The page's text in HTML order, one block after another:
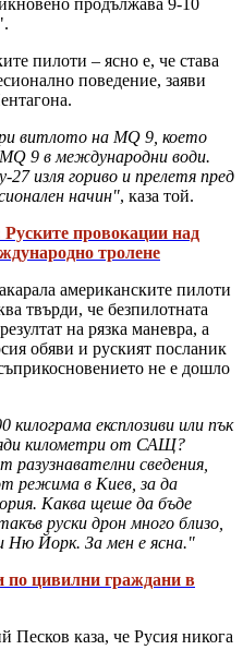
пилоти – ясно е, че става
поведение, заяви
витлото на MQ 9, което
9 в международни води.
27 изля гориво и прелетя пред
начин", каза той.
провокации над
тролене
американските пилоти
твърди, че безпилотната
на рязка маневра, а
обяви и руският посланик
не е дошло
експлозиви или пък
километри от САЩ?
сведения,
режима в Киев, за да
Каква щеше да бъде
руски дрон много близо,
Ню Йорк. За мен е ясна."
по цивилни граждани в
Песков каза, че Русия никога